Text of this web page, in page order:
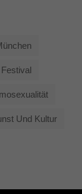
Festival
Und Kultur